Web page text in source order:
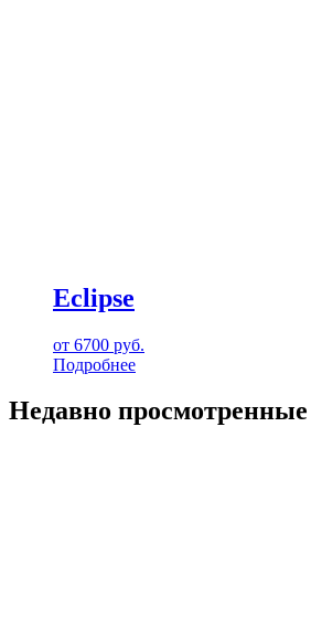
Eclipse
от 6700 руб.
Подробнее
Недавно